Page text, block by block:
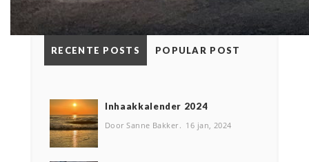
RECENTE POSTS POPULAR POST
Inhaakkalender 2024
Door Sanne Bakker 16 jan, 2024